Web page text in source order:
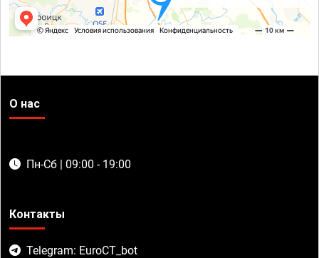
О нас
Пн-Сб | 09:00 - 19:00
Контакты
Telegram: EuroCT_bot